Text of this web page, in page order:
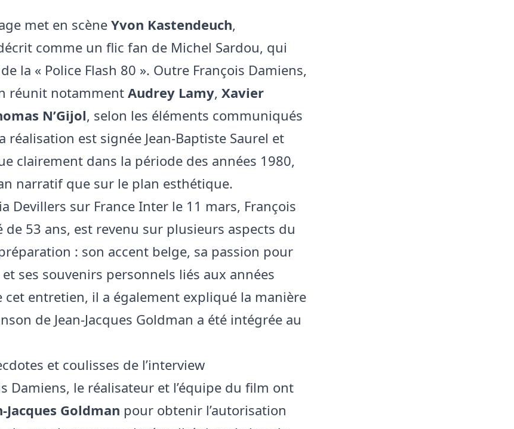
met en scène Yvon Kastendeuch,
comme un flic fan de Michel Sardou, qui
la « Police Flash 80 ». Outre François Damiens,
réunit notamment Audrey Lamy, Xavier
N’Gijol, selon les éléments communiqués
réalisation est signée Jean-Baptiste Saurel et
clairement dans la période des années 1980,
narratif que sur le plan esthétique.
Devillers sur France Inter le 11 mars, François
de 53 ans, est revenu sur plusieurs aspects du
: son accent belge, sa passion pour
ses souvenirs personnels liés aux années
cet entretien, il a également expliqué la manière
de Jean-Jacques Goldman a été intégrée au
et coulisses de l’interview
Damiens, le réalisateur et l’équipe du film ont
Jacques Goldman pour obtenir l’autorisation